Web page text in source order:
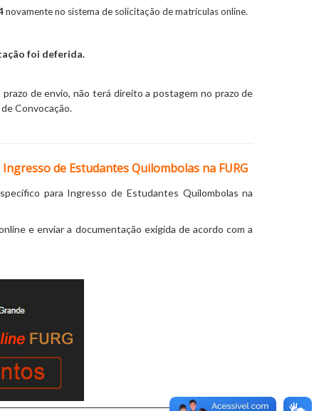
novamente no sistema de solicitação de matrículas online.
foi deferida.
de envio, não terá direito a postagem no prazo de
Convocação.
de Estudantes Quilombolas na FURG
para Ingresso de Estudantes Quilombolas na
e enviar a documentação exigida de acordo com a